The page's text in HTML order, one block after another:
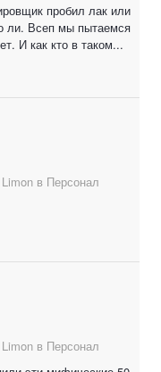
пробил лак или
ли. Всеп мы пытаемся
И как кто в таком...
в Персонал
в Персонал